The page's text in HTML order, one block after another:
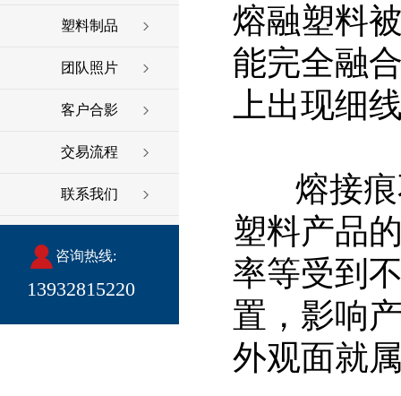
塑料制品
团队照片
客户合影
交易流程
联系我们
咨询热线:
13932815220
熔融塑料
能完全融
上出现细
熔接痕
塑料产品
率等受到
置，影响
外观面就